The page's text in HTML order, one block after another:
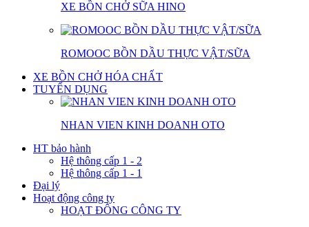
XE BỒN CHỞ SỮA HINO
ROMOOC BỒN DẦU THỰC VẬT/SỮA
XE BỒN CHỞ HÓA CHẤT
TUYỂN DỤNG
NHAN VIEN KINH DOANH OTO
HT bảo hành
Hệ thông cấp 1 - 2
Hệ thông cấp 1 - 1
Đại lý
Hoạt động công ty
HOẠT ĐÔNG CÔNG TY